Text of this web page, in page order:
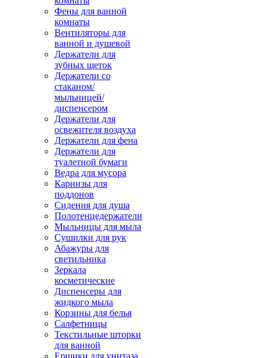
Фены для ванной
комнаты
Вентиляторы для
ванной и душевой
Держатели для
зубных щеток
Держатели со
стаканом/
мыльницей/
диспенсером
Держатели для
освежителя воздуха
Держатели для фена
Держатели для
туалетной бумаги
Ведра для мусора
Карнизы для
поддонов
Сидения для душа
Полотенцедержатели
Мыльницы для мыла
Сушилки для рук
Абажуры для
светильника
Зеркала
косметические
Диспенсеры для
жидкого мыла
Корзины для белья
Салфетницы
Текстильные шторки
для ванной
Ершики для унитаза